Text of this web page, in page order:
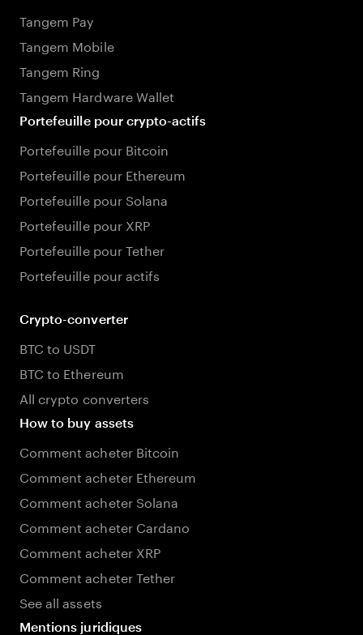
Tangem Pay
Tangem Mobile
Tangem Ring
Tangem Hardware Wallet
Portefeuille pour crypto-actifs
Portefeuille pour Bitcoin
Portefeuille pour Ethereum
Portefeuille pour Solana
Portefeuille pour XRP
Portefeuille pour Tether
Portefeuille pour actifs
Crypto-converter
BTC to USDT
BTC to Ethereum
All crypto converters
How to buy assets
Comment acheter Bitcoin
Comment acheter Ethereum
Comment acheter Solana
Comment acheter Cardano
Comment acheter XRP
Comment acheter Tether
See all assets
Mentions juridiques